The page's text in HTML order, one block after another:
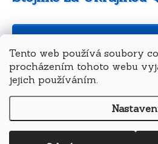
Tento web používá soubory
procházením tohoto webu
jejich používáním.